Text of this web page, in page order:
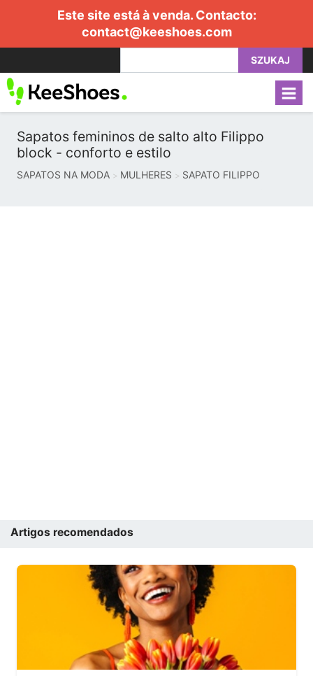
Este site está à venda. Contacto:
contact@keeshoes.com
SZUKAJ
Sapatos femininos de salto alto Filippo
block - conforto e estilo
SAPATOS NA MODA MULHERES SAPATO FILIPPO
Artigos recomendados